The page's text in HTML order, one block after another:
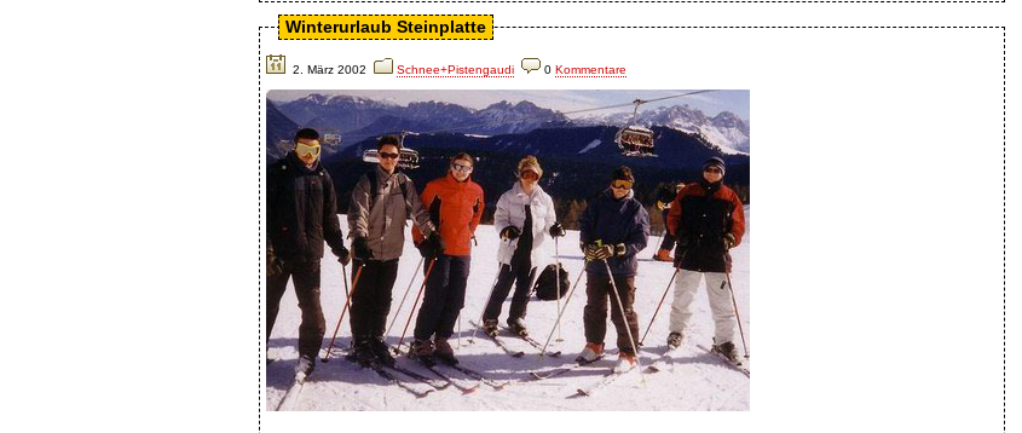
Winterurlaub Steinplatte
2. März 2002 Schnee+Pistengaudi 0 Kommentare